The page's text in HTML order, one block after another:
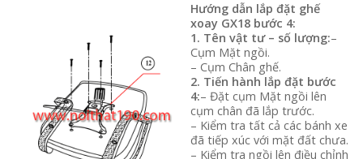
Hướng dẫn lắp đặt ghế
xoay GX18 bước 4:
1. Tên vật tư – số lượng:–
Cụm Mặt ngồi.
– Cụm Chân ghế.
2. Tiến hành lắp đặt bước
4:– Đặt cụm Mặt ngồi lên
cụm chân đã lắp trước.
– Kiểm tra tất cả các bánh xe
đã tiếp xúc với mặt đất chưa.
– Kiểm tra ngồi lên điều chỉnh